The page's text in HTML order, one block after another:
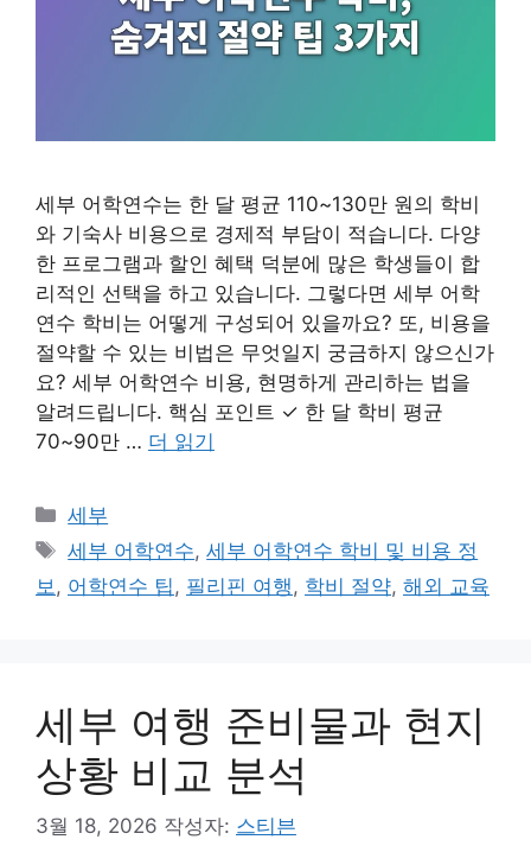
세부 어학연수는 한 달 평균 110~130만 원의 학비
와 기숙사 비용으로 경제적 부담이 적습니다. 다양
한 프로그램과 할인 혜택 덕분에 많은 학생들이 합
리적인 선택을 하고 있습니다. 그렇다면 세부 어학
연수 학비는 어떻게 구성되어 있을까요? 또, 비용을
절약할 수 있는 비법은 무엇일지 궁금하지 않으신가
요? 세부 어학연수 비용, 현명하게 관리하는 법을
알려드립니다. 핵심 포인트 ✓ 한 달 학비 평균
70~90만 … 더 읽기
카
테
고
리
세부
태
그
세부 어학연수,세부 어학연수 학비 및 비용 정
보 , 어학연수 팁 , 필리핀 여행 , 학비 절약, 해외 교육
세부 여행 준비물과 현지
상황 비교 분석
3월 18, 2026 작성자: 스티븐